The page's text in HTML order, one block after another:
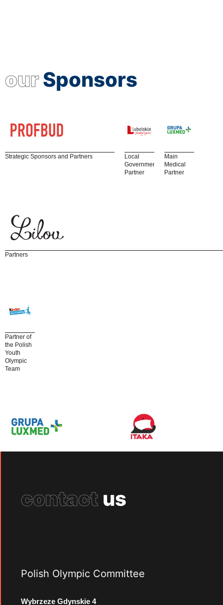
ourSponsors
Strategic Sponsors and Partners
Local
Government
Partner
Main
Medical
Partner
Partners
Partner of
the Polish
Youth
Olympic
Team
contact us
Polish Olympic Committee
Wybrzeze Gdynskie 4